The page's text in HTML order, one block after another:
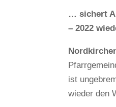
… sichert
– 2022
ist
wieder den